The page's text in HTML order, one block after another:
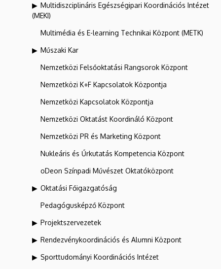
Multidiszciplináris Egészségipari Koordinációs Intézet
(MEKI)
Multimédia és E-learning Technikai Központ (METK)
Műszaki Kar
Nemzetközi Felsőoktatási Rangsorok Központ
Nemzetközi K+F Kapcsolatok Központja
Nemzetközi Kapcsolatok Központja
Nemzetközi Oktatást Koordináló Központ
Nemzetközi PR és Marketing Központ
Nukleáris és Űrkutatás Kompetencia Központ
oDeon Színpadi Művészet Oktatóközpont
Oktatási Főigazgatóság
Pedagógusképző Központ
Projektszervezetek
Rendezvénykoordinációs és Alumni Központ
Sporttudományi Koordinációs Intézet